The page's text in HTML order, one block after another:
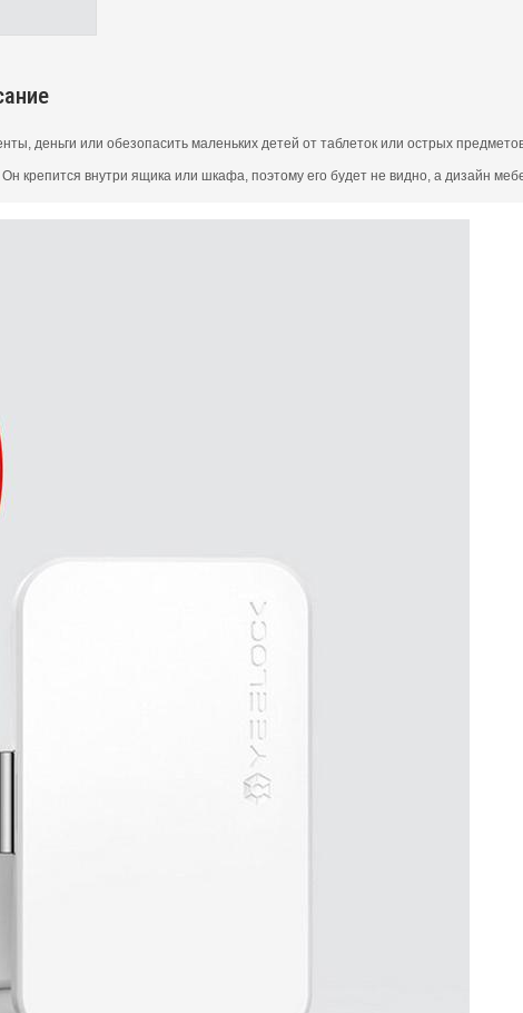
деньги или обезопасить маленьких детей от таблеток или острых
крепится внутри ящика или шкафа, поэтому его будет не видно, а дизайн